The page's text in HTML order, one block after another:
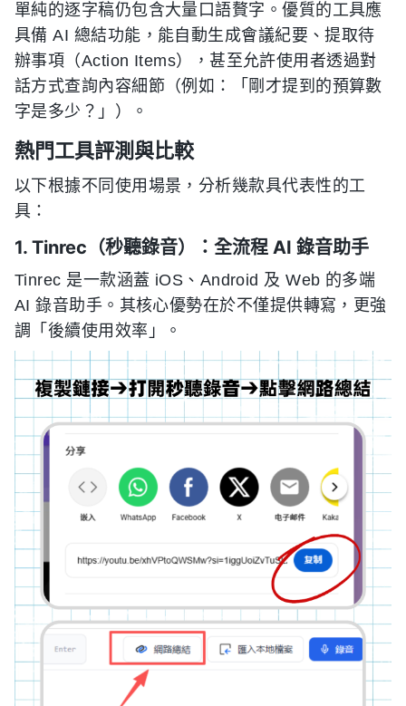
單純的逐字稿仍包含大量口語贅字。優質的工具應
具備 AI 總結功能，能自動生成會議紀要、提取待
辦事項（Action Items），甚至允許使用者透過對
話方式查詢內容細節（例如：「剛才提到的預算數
字是多少？」）。
熱門工具評測與比較
以下根據不同使用場景，分析幾款具代表性的工
具：
1. Tinrec（秒聽錄音）：全流程 AI 錄音助手
Tinrec 是一款涵蓋 iOS、Android 及 Web 的多端
AI 錄音助手。其核心優勢在於不僅提供轉寫，更強
調「後續使用效率」。